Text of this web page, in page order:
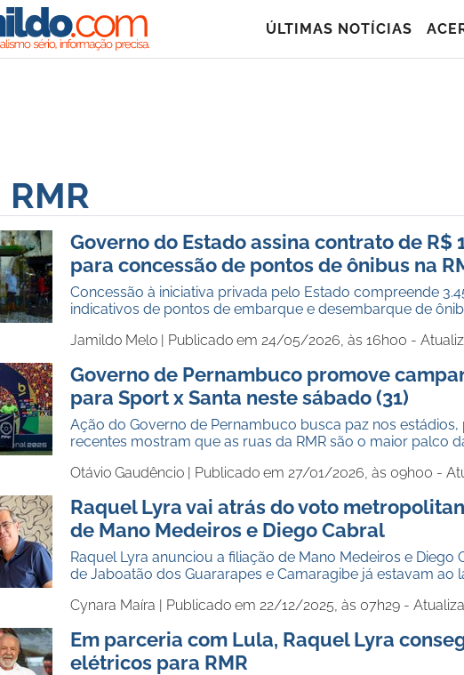
ÚLTIMAS NOTÍCIAS
Governo do Estado assina contrato de R$
para concessão de pontos de ônibus na
Concessão à iniciativa privada pelo Estado compreende
indicativos de pontos de embarque e desembarque de
Jamildo Melo | Publicado em 24/05/2026, às 16h00 -
Governo de Pernambuco promove
para Sport x Santa neste sábado (31)
Ação do Governo de Pernambuco busca paz nos estádios,
recentes mostram que as ruas da RMR são o maior palco
Otávio Gaudêncio | Publicado em 27/01/2026, às 09h00 -
Raquel Lyra vai atrás do voto
de Mano Medeiros e Diego Cabral
Raquel Lyra anunciou a filiação de Mano Medeiros e Diego
de Jaboatão dos Guararapes e Camaragibe já estavam ao
Cynara Maíra | Publicado em 22/12/2025, às 07h29 -
Em parceria com Lula, Raquel Lyra
elétricos para RMR